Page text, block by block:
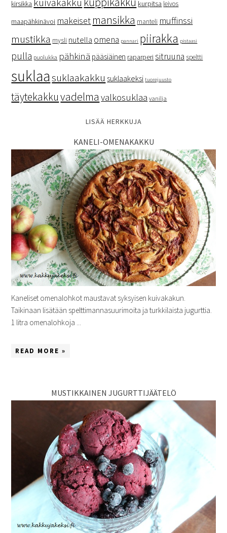
kirsikka kurpitsa leivos
maapähkinävoi makeiset mansikka manteli muffinssi
mustikka mysli nutella omena pannari piirakka pistaasi
pulla puolukka pähkinä pääsiäinen raparperi sitruuna speltti
suklaa suklaakakku suklaakeksi tuorejuusto
täytekakkuvadelma valkosuklaa vanilja
LISÄÄ HERKKUJA
KANELI-OMENAKAKKU
Kaneliset omenalohkot maustavat syksyisen kuivakakun.
Taikinaan lisätään spelttimannasuurimoita ja turkkilaista jugurttia.
1 litra omenalohkoja ...
READ MORE »
MUSTIKKAINEN JUGURTTIJÄÄTELÖ